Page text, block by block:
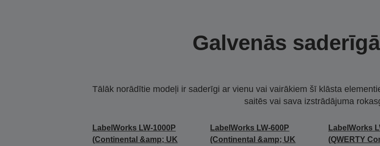
Galvenās
Tālāk norādītie modeļi ir saderīgi ar vienu vai vairākiem šī klāsta
saitēs vai sava izstrādājuma
LabelWorks LW-1000P
(Continental &amp; UK
LabelWorks LW-600P
(Continental &amp; UK
LabelWorks
(QWERTY